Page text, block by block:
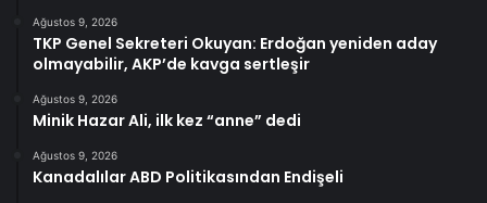
Ağustos 9, 2026
TKP Genel Sekreteri Okuyan: Erdoğan yeniden aday
olmayabilir, AKP’de kavga sertleşir
Ağustos 9, 2026
Minik Hazar Ali, ilk kez “anne” dedi
Ağustos 9, 2026
Kanadalılar ABD Politikasından Endişeli